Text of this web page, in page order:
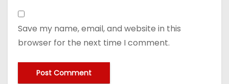
Save my name, email, and website in this
browser for the next time I comment.